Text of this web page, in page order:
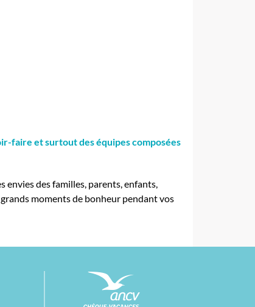
faire et surtout des équipes composées
envies des familles, parents, enfants,
moments de bonheur pendant vos